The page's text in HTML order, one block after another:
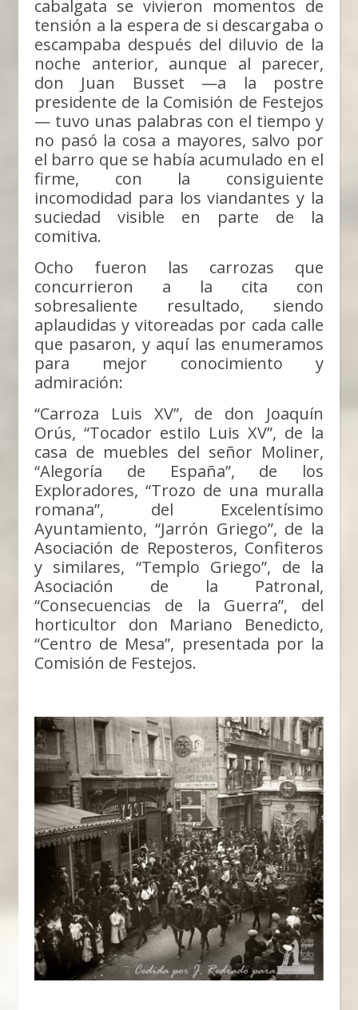
cabalgata se vivieron momentos de
tensión a la espera de si descargaba o
escampaba después del diluvio de la
noche anterior, aunque al parecer,
don Juan Busset —a la postre
presidente de la Comisión de Festejos
— tuvo unas palabras con el tiempo y
no pasó la cosa a mayores, salvo por
el barro que se había acumulado en el
firme, con la consiguiente
incomodidad para los viandantes y la
suciedad visible en parte de la
comitiva.
Ocho fueron las carrozas que
concurrieron a la cita con
sobresaliente resultado, siendo
aplaudidas y vitoreadas por cada calle
que pasaron, y aquí las enumeramos
para mejor conocimiento y
admiración:
“Carroza Luis XV”, de don Joaquín
Orús, “Tocador estilo Luis XV”, de la
casa de muebles del señor Moliner,
“Alegoría de España”, de los
Exploradores, “Trozo de una muralla
romana”, del Excelentísimo
Ayuntamiento, “Jarrón Griego”, de la
Asociación de Reposteros, Confiteros
y similares, “Templo Griego”, de la
Asociación de la Patronal,
“Consecuencias de la Guerra”, del
horticultor don Mariano Benedicto,
“Centro de Mesa”, presentada por la
Comisión de Festejos.